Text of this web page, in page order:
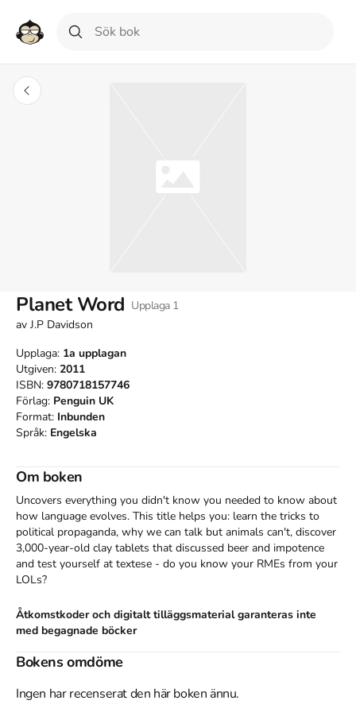
Planet Word Upplaga 1
av J.P Davidson
Upplaga: 1a upplagan
Utgiven: 2011
ISBN: 9780718157746
Förlag: Penguin UK
Format: Inbunden
Språk: Engelska
Om boken
Uncovers everything you didn't know you needed to know about
how language evolves. This title helps you: learn the tricks to
political propaganda, why we can talk but animals can't, discover
3,000-year-old clay tablets that discussed beer and impotence
and test yourself at textese - do you know your RMEs from your
LOLs?
Åtkomstkoder och digitalt tilläggsmaterial garanteras inte
med begagnade böcker
Mer om Planet Word (2011)
Bokens omdöme
Ingen har recenserat den här boken ännu.